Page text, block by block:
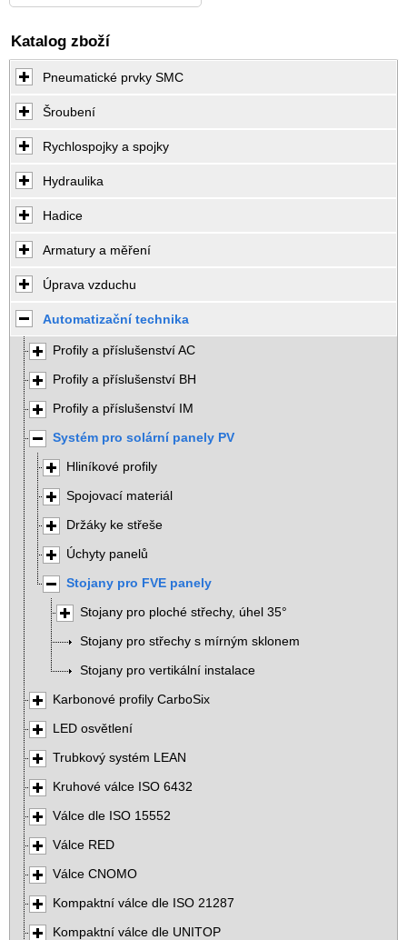
Katalog zboží
Pneumatické prvky SMC
Šroubení
Rychlospojky a spojky
Hydraulika
Hadice
Armatury a měření
Úprava vzduchu
Automatizační technika
Profily a příslušenství AC
Profily a příslušenství BH
Profily a příslušenství IM
Systém pro solární panely PV
Hliníkové profily
Spojovací materiál
Držáky ke střeše
Úchyty panelů
Stojany pro FVE panely
Stojany pro ploché střechy, úhel 35°
Stojany pro střechy s mírným sklonem
Stojany pro vertikální instalace
Karbonové profily CarboSix
LED osvětlení
Trubkový systém LEAN
Kruhové válce ISO 6432
Válce dle ISO 15552
Válce RED
Válce CNOMO
Kompaktní válce dle ISO 21287
Kompaktní válce dle UNITOP